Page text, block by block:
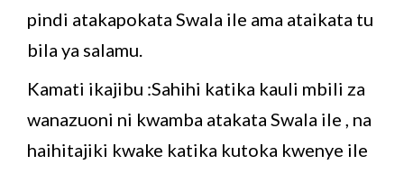
pindi atakapokata Swala ile ama ataikata tu
bila ya salamu.
Kamati ikajibu :Sahihi katika kauli mbili za
wanazuoni ni kwamba atakata Swala ile , na
haihitajiki kwake katika kutoka kwenye ile